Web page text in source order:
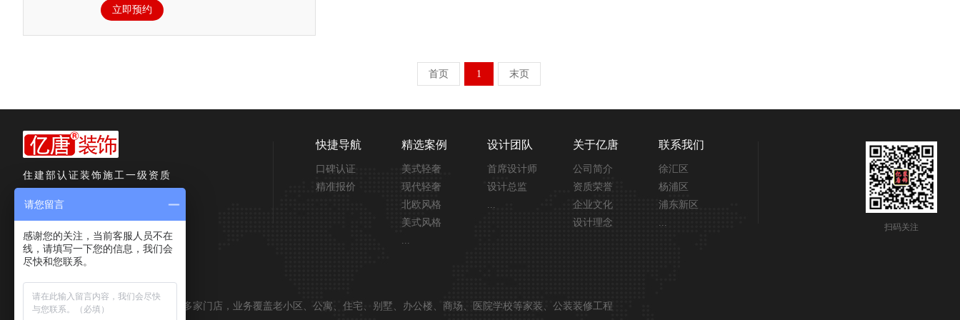
立即预约
首页 1 末页
住建部认证装饰施工一级资质
400 820 1926
预约量房
快捷导航
口碑认证
精准报价
精选案例
美式轻奢
现代轻奢
北欧风格
美式风格
...
设计团队
首席设计师
设计总监
...
关于亿唐
公司简介
资质荣誉
企业文化
设计理念
联系我们
徐汇区
杨浦区
浦东新区
...
扫码关注
亿唐装饰上海分布覆盖地区
亿唐装饰沪上二十多年知名，全市十多家门店，业务覆盖老小区、公寓、住宅、别墅、办公楼、商场、医院学校等家装、公装装修工程
请您留言
感谢您的关注，当前客服人员不在
线，请填写一下您的信息，我们会
尽快和您联系。